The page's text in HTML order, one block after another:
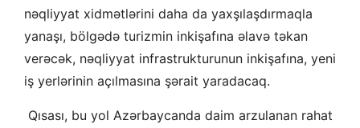
nəqliyyat xidmətlərini daha da yaxşılaşdırmaqla
yanaşı, bölgədə turizmin inkişafına əlavə təkan
verəcək, nəqliyyat infrastrukturunun inkişafına, yeni
iş yerlərinin açılmasına şərait yaradacaq.
Qısası, bu yol Azərbaycanda daim arzulanan rahat